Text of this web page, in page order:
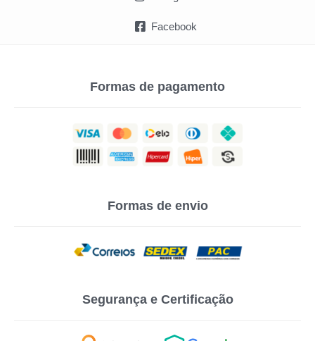
Facebook
Formas de pagamento
Formas de envio
Segurança e Certificação